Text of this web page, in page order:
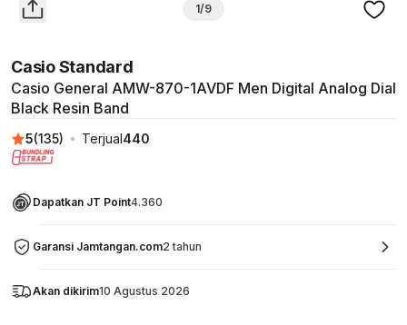
1/9
Casio Standard
Casio General AMW-870-1AVDF Men Digital Analog Dial
Black Resin Band
5(135) Terjual440
Dapatkan JT Point4.360
Garansi Jamtangan.com2 tahun
Akan dikirim10 Agustus 2026